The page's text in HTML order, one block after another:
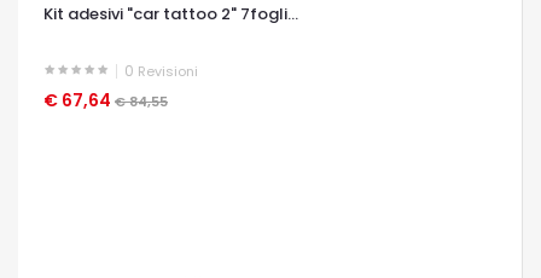
Kit adesivi "car tattoo 2" 7fogli...
0 Revisioni
€ 67,64 € 84,55
OCCHIATA VELOCE